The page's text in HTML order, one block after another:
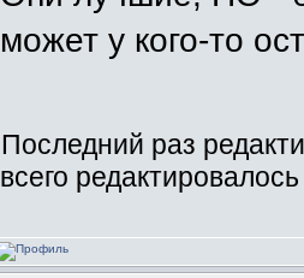
может у кого-то
Последний раз
всего